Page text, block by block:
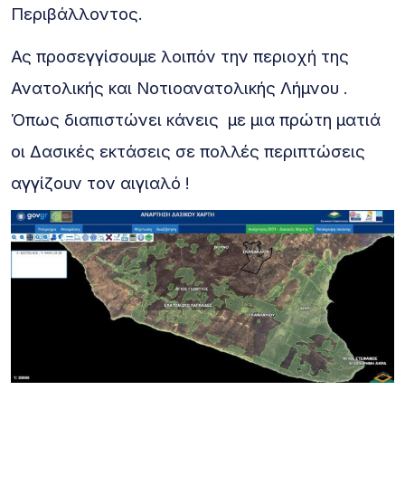
Περιβάλλοντος.
Ας προσεγγίσουμε λοιπόν την περιοχή της
Ανατολικής και Νοτιοανατολικής Λήμνου .
Όπως διαπιστώνει κάνεις με μια πρώτη ματιά
οι Δασικές εκτάσεις σε πολλές περιπτώσεις
αγγίζουν τον αιγιαλό !